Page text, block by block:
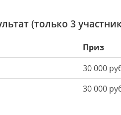
(только 3
Приз
30 000
30 000